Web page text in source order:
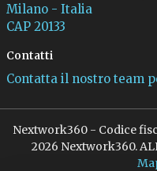
Milano - Italia
CAP 20133
Contatti
Contatta il nostro team
Nextwork360 - Codice
2026 Nextwork360.